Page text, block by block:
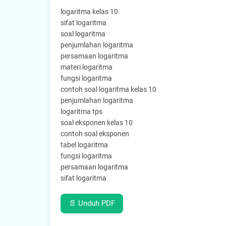
logaritma kelas 10
sifat logaritma
soal logaritma
penjumlahan logaritma
persamaan logaritma
materi logaritma
fungsi logaritma
contoh soal logaritma kelas 10
penjumlahan logaritma
logaritma tps
soal eksponen kelas 10
contoh soal eksponen
tabel logaritma
fungsi logaritma
persamaan logaritma
sifat logaritma
📄 Unduh PDF